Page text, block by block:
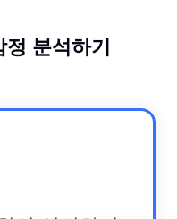
분석하기